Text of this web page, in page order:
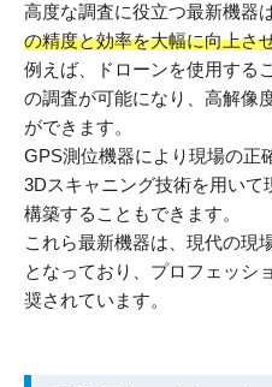
高度な調査に役立つ最新機器
の精度と効率を大幅に向上さ
例えば、ドローンを使用する
の調査が可能になり、高解像
ができます。
GPS測位機器により現場の正
3Dスキャニング技術を用いて
構築することもできます。
これら最新機器は、現代の現
となっており、プロフェッシ
奨されています。